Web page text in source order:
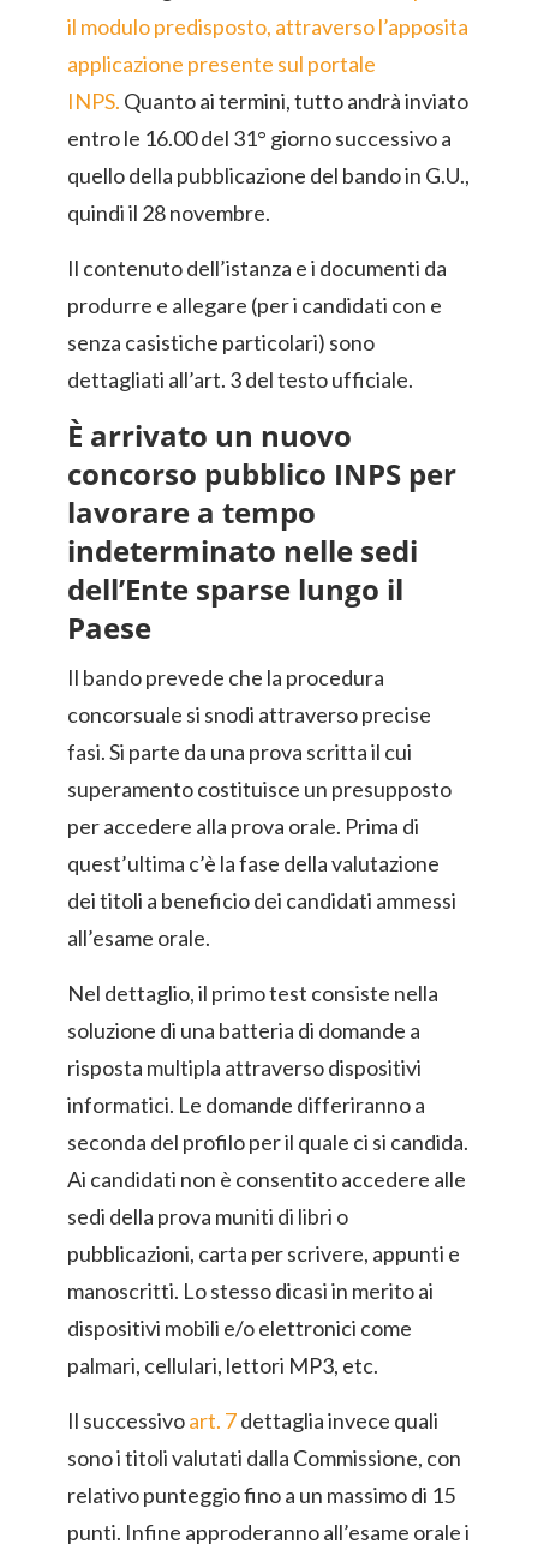
il modulo predisposto, attraverso l’apposita
applicazione presente sul portale
INPS. Quanto ai termini, tutto andrà inviato
entro le 16.00 del 31° giorno successivo a
quello della pubblicazione del bando in G.U.,
quindi il 28 novembre.
Il contenuto dell’istanza e i documenti da
produrre e allegare (per i candidati con e
senza casistiche particolari) sono
dettagliati all’art. 3 del testo ufficiale.
È arrivato un nuovo
concorso pubblico INPS per
lavorare a tempo
indeterminato nelle sedi
dell’Ente sparse lungo il
Paese
Il bando prevede che la procedura
concorsuale si snodi attraverso precise
fasi. Si parte da una prova scritta il cui
superamento costituisce un presupposto
per accedere alla prova orale. Prima di
quest’ultima c’è la fase della valutazione
dei titoli a beneficio dei candidati ammessi
all’esame orale.
Nel dettaglio, il primo test consiste nella
soluzione di una batteria di domande a
risposta multipla attraverso dispositivi
informatici. Le domande differiranno a
seconda del profilo per il quale ci si candida.
Ai candidati non è consentito accedere alle
sedi della prova muniti di libri o
pubblicazioni, carta per scrivere, appunti e
manoscritti. Lo stesso dicasi in merito ai
dispositivi mobili e/o elettronici come
palmari, cellulari, lettori MP3, etc.
Il successivoart. 7dettaglia invece quali
sono i titoli valutati dalla Commissione, con
relativo punteggio fino a un massimo di 15
punti. Infine approderanno all’esame orale i